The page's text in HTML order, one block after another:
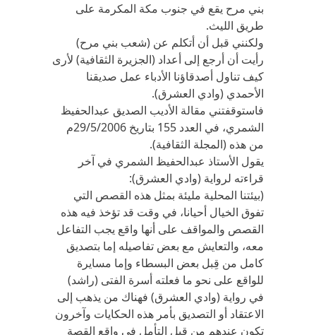
بني مرح يقع في جنوب مكة المكرمة على
طريق الليث.
ولكنني قبل أن أتكلم عن (شعب بني مرح)
رأيت أن أرجع إلى أعداد (الجزيرة الثقافية) لأرى
كيف تناول أصدقاؤنا الأدباء عمل صديقنا
الأحمدي (وادي العشرق).
فاستوقفتني مقالة الأديب الصديق عبدالحفيظ
الشمري، في العدد 155 بتاريخ 29/5/2006م
من هذه (المجلة الثقافية).
يقول الأستاذ عبدالحفيظ الشمري في آخر
قراءته لرواية (وادي العشرق):
(بيئتنا المحلية مليئة بمثل هذه القصص التي
تفوق الخيال أحيانا، في وقت قد تؤخذ فيه هذه
القصص والمواقف على أنها واقع يجب التفاعل
معه، والتعايش مع بعض تفاصيله إما بتصديق
كامل من قِبل بعض البسطاء وإما مسايرة
للواقع على نحو ما فعلته أسرة الفتى (راشد)
في رواية (وادي العشرق) فهناك من يذهب إلى
الاعتقاد أو التصديق بأمر هذه الحكايات وآخرون
تكون عندهم من قِبل التأمل في واقع القصة